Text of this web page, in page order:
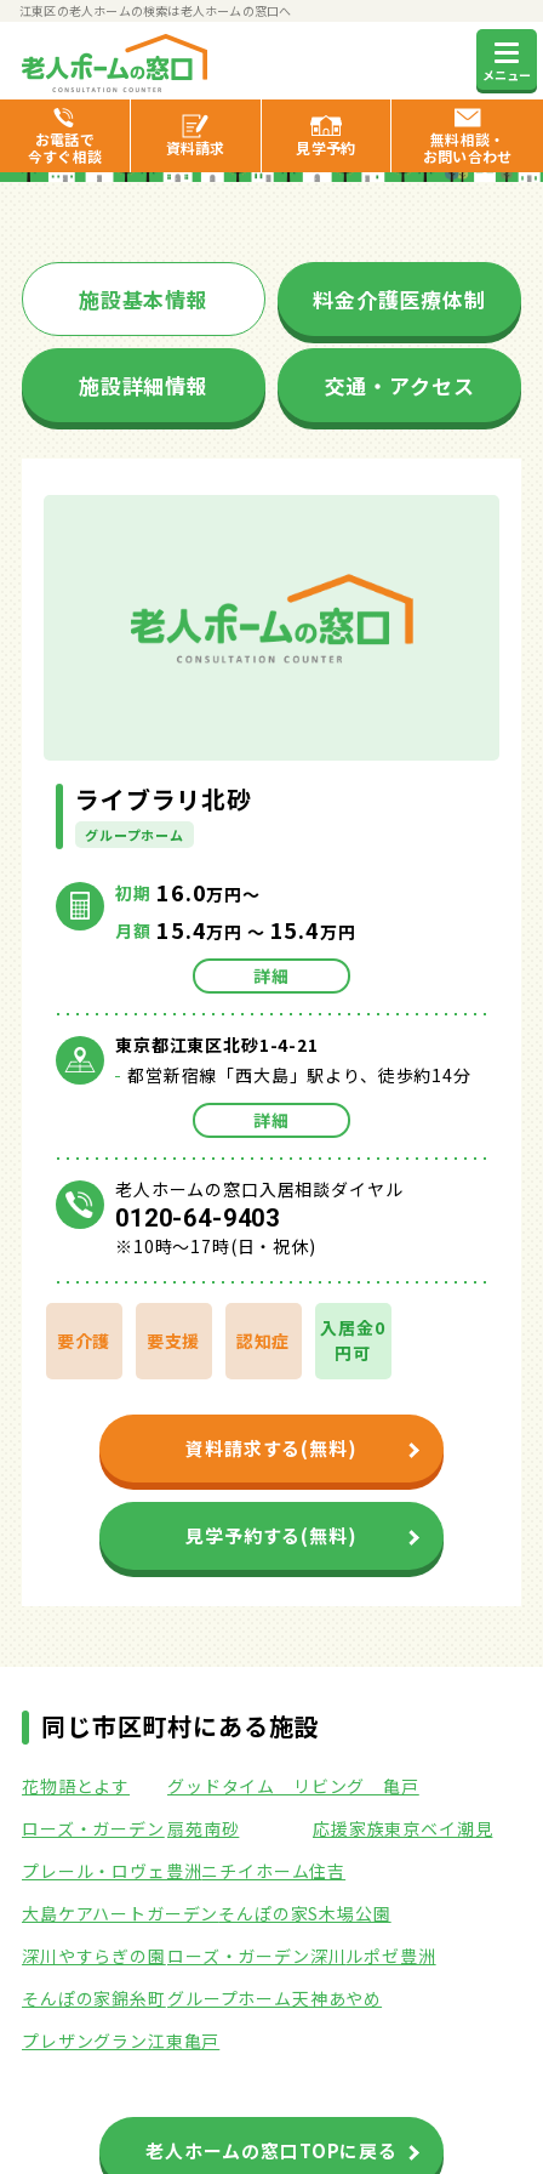
江東区の老人ホームの検索は老人ホームの窓口へ
メニュー
お電話で
今すぐ相談
資料請求 見学予約
無料相談・
お問い合わせ
ライブラリ北砂
施設基本情報 料金介護医療体制
施設詳細情報 交通・アクセス
ライブラリ北砂
グループホーム
初期 16.0万円～
月額 15.4万円 ～ 15.4万円
詳細
東京都江東区北砂1-4-21
都営新宿線「西大島」駅より、徒歩約14分
詳細
老人ホームの窓口入居相談ダイヤル
0120-64-9403
※10時～17時(日・祝休)
要介護 要支援 認知症
入居金0
円可
資料請求する(無料)
見学予約する(無料)
同じ市区町村にある施設
花物語とよす
グッドタイム リビング 亀戸
ローズ・ガーデン 扇苑南砂
応援家族東京ベイ潮見
プレール・ロヴェ豊洲ニチイホーム住吉
大島ケアハートガーデンそんぽの家S木場公園
深川やすらぎの園 ローズ・ガーデン深川 ルポゼ豊洲
そんぽの家錦糸町 グループホーム天神あやめ
プレザングラン江東亀戸
老人ホームの窓口TOPに戻る